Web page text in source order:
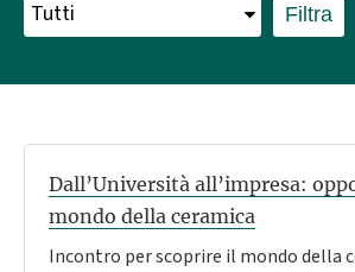
Filtra
Dall’Università all’impresa:
mondo della ceramica
Incontro per scoprire il mondo della